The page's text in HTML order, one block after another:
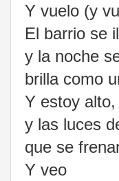
Y vuelo (y
El barrio se
y la noche
brilla como
Y estoy
y las luces
que se
Y veo